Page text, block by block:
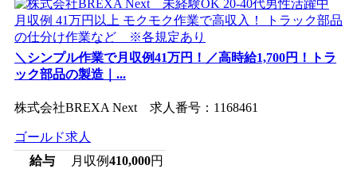
＼シンプル作業で月収例41万円！／高時給1,700円！トラ
ック部品の製造｜...
株式会社BREXA Next 求人番号：1168461
ゴールド求人
給与
月収例410,000円